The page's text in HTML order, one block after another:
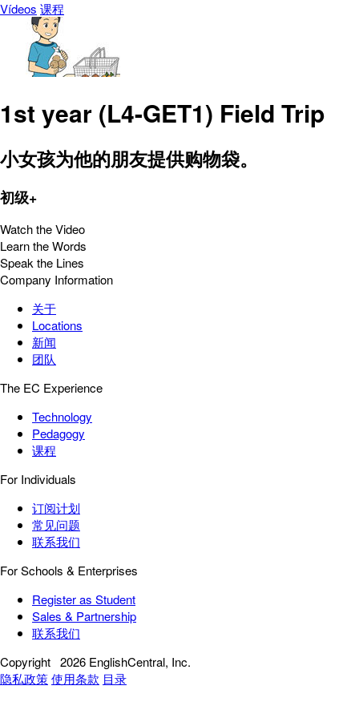
Vídeos 课程
1st year (L4-GET1) Field Trip
小女孩为他的朋友提供购物袋。
初级+
Watch the Video
Learn the Words
Speak the Lines
Company Information
关于
Locations
新闻
团队
The EC Experience
Technology
Pedagogy
课程
For Individuals
订阅计划
常见问题
联系我们
For Schools & Enterprises
Register as Student
Sales & Partnership
联系我们
Copyright 2026 EnglishCentral, Inc.
隐私政策使用条款 目录